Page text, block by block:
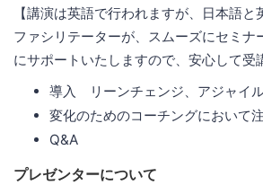
【講演は英語で行われますが、日本語と
ファシリテーターが、スムーズにセミナ
にサポートいたしますので、安心して受
導入 リーンチェンジ、アジャイ
変化のためのコーチングにおいて
Q&A
プレゼンターについて